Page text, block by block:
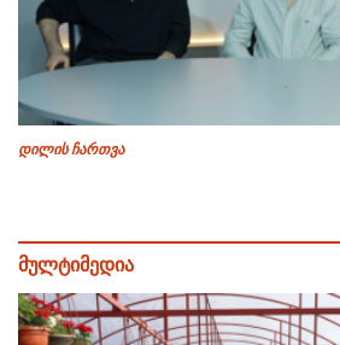
დილის ჩართვა
მულტიმედია